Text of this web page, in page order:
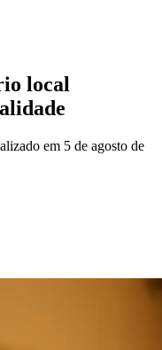
local
em 5 de agosto de